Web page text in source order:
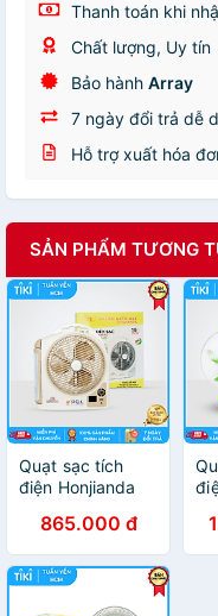
Thanh toán khi
Chất lượng, Uy tín
Bảo hành Array
7 ngày đổi trả dễ
Hỗ trợ xuất hóa
SẢN PHẨM TƯƠNG
Quạt sạc tích
điện Honjianda
đèn LED & cổng
USB
865.000 đ